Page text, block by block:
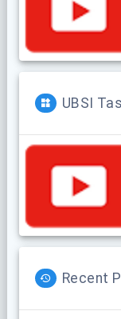
UBSI
Recent